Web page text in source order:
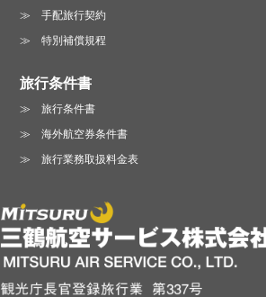
手配旅行契約
特別補償規程
旅行条件書
旅行条件書
海外航空券条件書
旅行業務取扱料金表